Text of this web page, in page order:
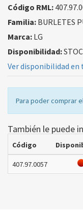
Código RML:
Familia: BURLETES
Marca: LG
Disponibilidad:
Ver disponibilidad en
Para poder comprar
También le puede
Código
407.97.0057